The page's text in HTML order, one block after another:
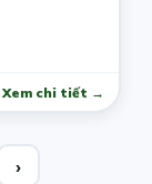
Xem chi tiết →
›